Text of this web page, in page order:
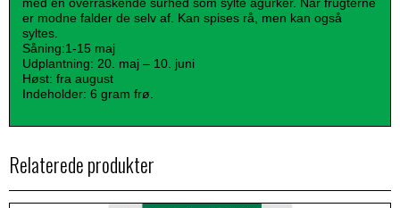
er modne falder de selv af. Kan spises rå, men kan også
syltes.
Såning:1-15 maj
Udplantning: 20. maj – 10. juni
Høst: fra august
Indeholder: 6 gram frø.
Relaterede produkter